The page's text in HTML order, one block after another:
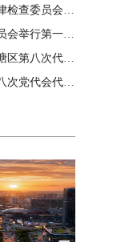
中国共产党湘潭市岳塘区第八届纪律检查委员会召开第一次全体会议
中国共产党湘潭市岳塘区第八届委员会举行第一次全体（扩大）会议
聚焦党代会丨中国共产党湘潭市岳塘区第八次代表大会胜利闭幕
聚焦党代会丨曾志君参加岳塘区第八次党代会代表团分团讨论